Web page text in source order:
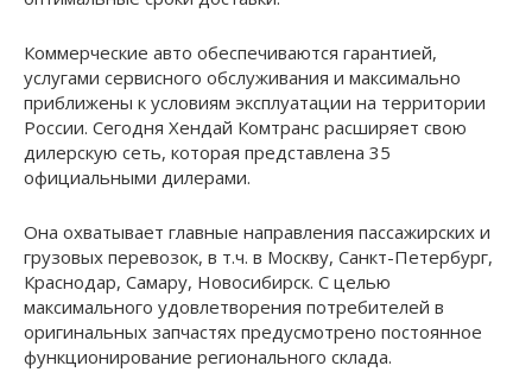
Коммерческие авто обеспечиваются гарантией,
услугами сервисного обслуживания и максимально
приближены к условиям эксплуатации на территории
России. Сегодня Хендай Комтранс расширяет свою
дилерскую сеть, которая представлена 35
официальными дилерами.
Она охватывает главные направления пассажирских и
грузовых перевозок, в т.ч. в Москву, Санкт-Петербург,
Краснодар, Самару, Новосибирск. С целью
максимального удовлетворения потребителей в
оригинальных запчастях предусмотрено постоянное
функционирование регионального склада.